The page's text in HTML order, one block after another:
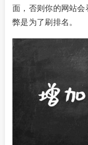
面，否则你的网站
弊是为了刷排名。